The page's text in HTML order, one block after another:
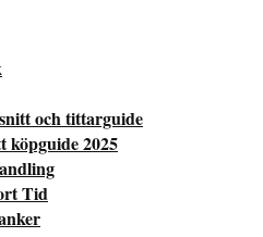
och tittarguide
köpguide 2025
Tid